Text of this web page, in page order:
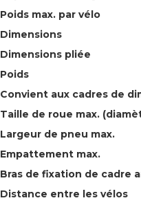
Poids max. par vélo
Dimensions
Dimensions pliée
Poids
Convient aux cadres de
Taille de roue max.
Largeur de pneu max.
Empattement max.
Bras de fixation de cadre
Distance entre les vélos